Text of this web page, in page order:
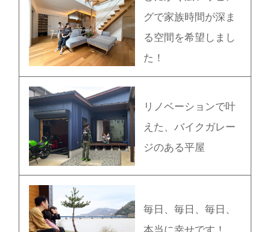
グで家族時間が深ま
る空間を希望しまし
た！
リノベーションで叶
えた、バイクガレー
ジのある平屋
毎日、毎日、毎日、
本当に幸せです！